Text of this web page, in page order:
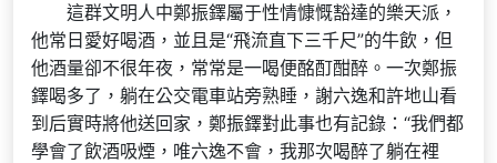
這群文明人中鄭振鐸屬于性情慷慨豁達的樂天派，
他常日愛好喝酒，並且是“飛流直下三千尺”的牛飲，但
他酒量卻不很年夜，常常是一喝便酩酊酣醉。一次鄭振
鐸喝多了，躺在公交電車站旁熟睡，謝六逸和許地山看
到后實時將他送回家，鄭振鐸對此事也有記錄：“我們都
學會了飲酒吸煙，唯六逸不會，我那次喝醉了躺在裡